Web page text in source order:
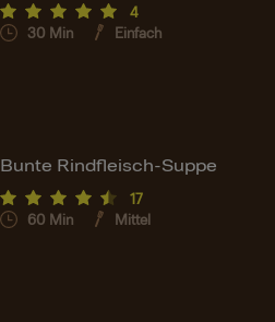
4
30 Min Einfach
Bunte Rindfleisch-Suppe
17
60 Min Mittel